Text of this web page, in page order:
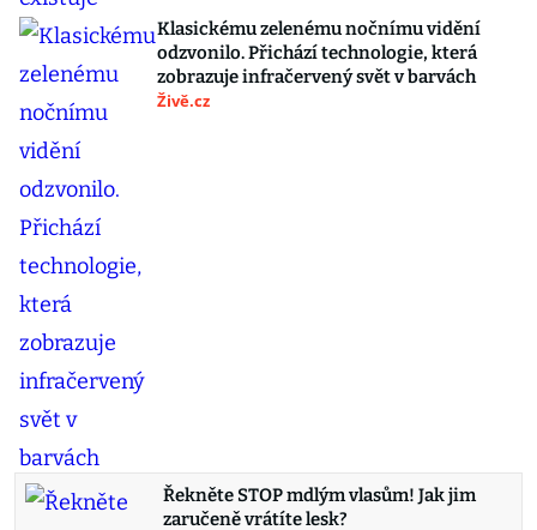
Klasickému zelenému nočnímu vidění
odzvonilo. Přichází technologie, která
zobrazuje infračervený svět v barvách
Živě.cz
Řekněte STOP mdlým vlasům! Jak jim
zaručeně vrátíte lesk?